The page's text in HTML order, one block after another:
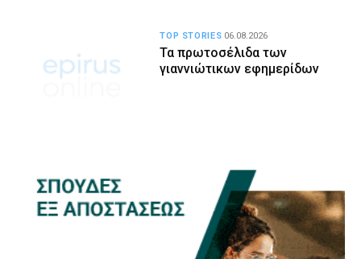
Τα πρωτοσέλιδα των
γιαννιώτικων εφημερίδων
TOP STORIES 06.08.2026